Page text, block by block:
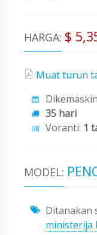
HARGA: $
Muat turun
35 hari
Voranti: 1
MODEL:
Ditanakan
ministerija